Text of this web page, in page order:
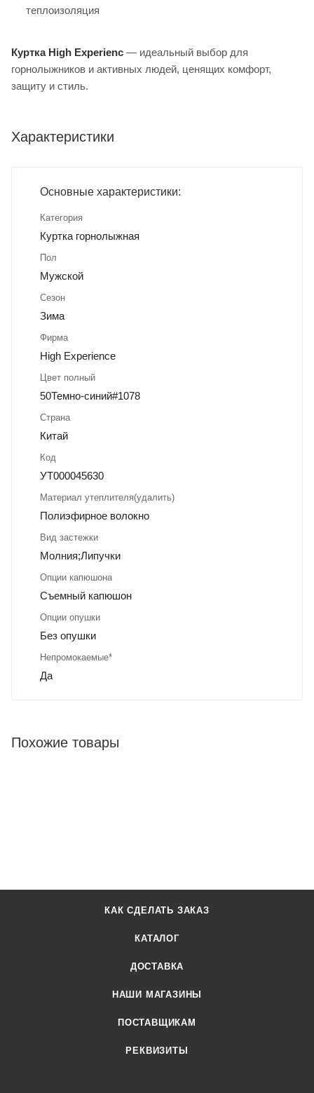
теплоизоляция
Куртка High Experienc — идеальный выбор для
горнолыжников и активных людей, ценящих комфорт,
защиту и стиль.
Характеристики
Основные характеристики:
Категория
Куртка горнолыжная
Пол
Мужской
Сезон
Зима
Фирма
High Experience
Цвет полный
50Темно-синий#1078
Страна
Китай
Код
УТ000045630
Материал утеплителя(удалить)
Полиэфирное волокно
Вид застежки
Молния;Липучки
Опции капюшона
Съемный капюшон
Опции опушки
Без опушки
Непромокаемые*
Да
Похожие товары
КАК СДЕЛАТЬ ЗАКАЗ
КАТАЛОГ
ДОСТАВКА
НАШИ МАГАЗИНЫ
ПОСТАВЩИКАМ
РЕКВИЗИТЫ